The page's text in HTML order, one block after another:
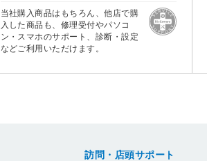
当社購入商品はもちろん、他店で購
入した商品も、修理受付やパソコ
ン・スマホのサポート、診断・設定
などご利用いただけます。
訪問・店頭サポート